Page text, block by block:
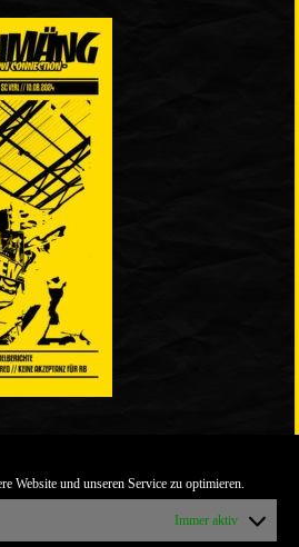
Website und unseren Service zu optimieren.
Immer aktiv
CONNECTION
MAN NICHT